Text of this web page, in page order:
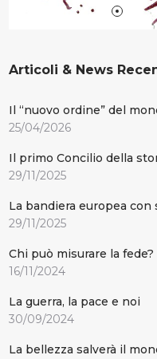
Articoli & News
Il “nuovo ordine” del
25/04/2026
Il primo Concilio della
29/11/2025
La bandiera europea con
29/11/2025
Chi può misurare la fede?
16/11/2024
La guerra, la pace e noi
30/09/2024
La bellezza salverà il